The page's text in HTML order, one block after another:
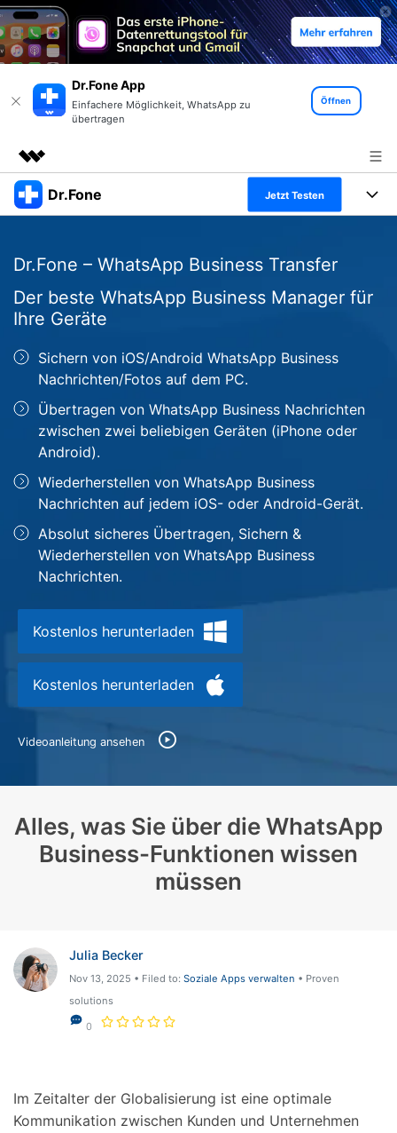
Dr.Fone App
Einfachere Möglichkeit, WhatsApp zu
übertragen
Öffnen
Top-Produkte
Überblick
Lösungen
Presseraum
Shop
Support
Dr.Fone Jetzt Testen
Alles-in-einem-Toolkit
Weitere Tools und Apps
Full Toolkit anzeigen >
Entdecken Sie weitere Dr.Fone-Lösungen
Lernen und Unterstützung
Ressourcen & Lernen
Hilfe und Unterstützung erhalten
Android 16 FRP-Umgehung
DOWNLOAD Anmelden
Suchen
Dr.Fone – WhatsApp Business Transfer
Der beste WhatsApp Business Manager für
Ihre Geräte
Sichern von iOS/Android WhatsApp Business
Nachrichten/Fotos auf dem PC.
Übertragen von WhatsApp Business Nachrichten
zwischen zwei beliebigen Geräten (iPhone oder
Android).
Wiederherstellen von WhatsApp Business
Nachrichten auf jedem iOS- oder Android-Gerät.
Absolut sicheres Übertragen, Sichern &
Wiederherstellen von WhatsApp Business
Nachrichten.
Kostenlos herunterladen
Kostenlos herunterladen
Videoanleitung ansehen
Alles, was Sie über die WhatsApp
Business-Funktionen wissen
müssen
Julia Becker
Nov 13, 2025 • Filed to: Soziale Apps verwalten • Proven
solutions
0
Im Zeitalter der Globalisierung ist eine optimale
Kommunikation zwischen Kunden und Unternehmen